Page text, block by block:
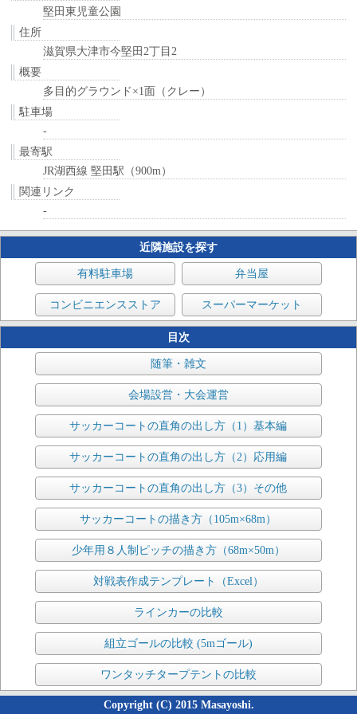
堅田東児童公園
住所
滋賀県大津市今堅田2丁目2
概要
多目的グラウンド×1面（クレー）
駐車場
-
最寄駅
JR湖西線 堅田駅（900m）
関連リンク
-
近隣施設を探す
有料駐車場 弁当屋
コンビニエンスストア スーパーマーケット
目次
随筆・雑文
会場設営・大会運営
サッカーコートの直角の出し方（1）基本編
サッカーコートの直角の出し方（2）応用編
サッカーコートの直角の出し方（3）その他
サッカーコートの描き方（105m×68m）
少年用８人制ピッチの描き方（68m×50m）
対戦表作成テンプレート（Excel）
ラインカーの比較
組立ゴールの比較 (5mゴール)
ワンタッチタープテントの比較
Copyright (C) 2015 Masayoshi.